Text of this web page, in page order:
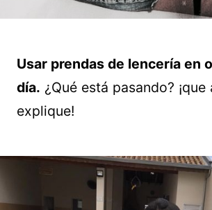
Usar prendas de lencería en
día. ¿Qué está pasando?
explique!